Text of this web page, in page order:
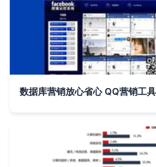
数据库营销放心省心 QQ营销工